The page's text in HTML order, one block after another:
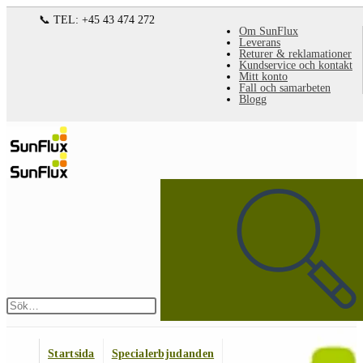
Om SunFlux
Leverans
Returer & reklamationer
Kundservice och kontakt
Mitt konto
Fall och samarbeten
Blogg
📞 TEL: +45 43 474 272
Startsida
Specialerbjudanden